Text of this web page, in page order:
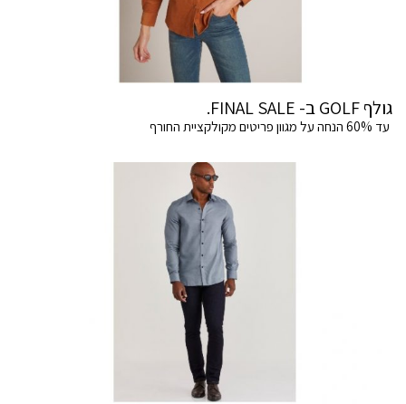
גולף GOLF ב- FINAL SALE.
עד 60% הנחה על מגוון פריטים מקולקציית החורף